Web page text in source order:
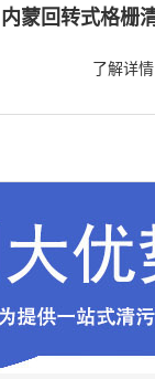
价格：9888元/台
机
了解详情